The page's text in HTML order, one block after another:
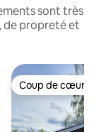
sont très
de propreté et
Coup de cœur
Coup de cœur